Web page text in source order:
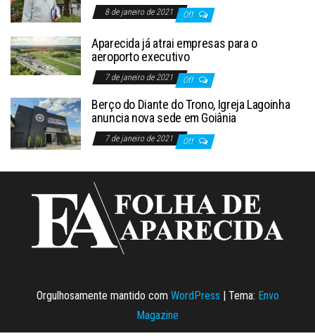
8 de janeiro de 2021 Off
Aparecida já atrai empresas para o
aeroporto executivo
7 de janeiro de 2021 Off
Berço do Diante do Trono, Igreja Lagoinha
anuncia nova sede em Goiânia
7 de janeiro de 2021 Off
Orgulhosamente mantido com WordPress | Tema: Envo
Magazine